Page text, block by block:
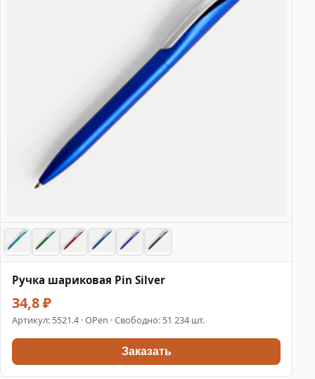
Ручка шариковая Pin Silver
34,8 ₽
Артикул: 5521.4 · OPen · Свободно: 51 234 шт.
Заказать